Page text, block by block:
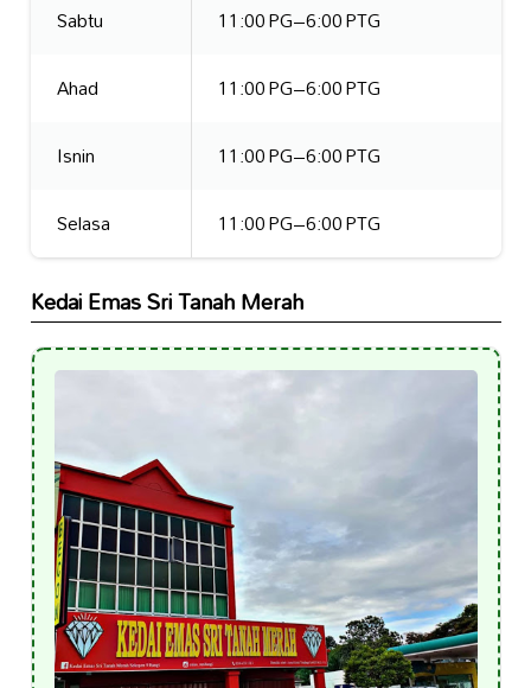
Sabtu
11:00 PG–6:00 PTG
Ahad
11:00 PG–6:00 PTG
Isnin
11:00 PG–6:00 PTG
Selasa
11:00 PG–6:00 PTG
Kedai Emas Sri Tanah Merah